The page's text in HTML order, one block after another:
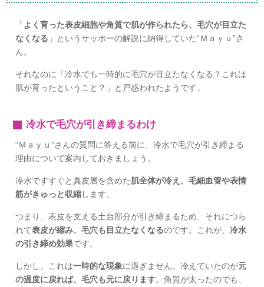
「 よく育った表皮細胞や角質で肌が作られたら、毛穴が目立た
なくなる 」というサッポーの解説に納得していた“Ｍａｙｕ”さ
ん。
それなのに「冷水でも一時的に毛穴が目立たなくなる？これは
肌が育ったということ？」と戸惑われたようです。
冷水で毛穴が引き締まるわけ
“Ｍａｙｕ”さんの質問に答える前に、冷水で毛穴が引き締まる
理由について案内しておきましょう。
冷水ですすぐと真皮層を含めた肌全体が冷え、毛細血管や表情
筋がきゅっと収縮します。
つまり、表皮を支える土台部分が引き締まるため、それにつら
れて表皮が縮み、毛穴も目立たなくなるのです。これが、冷水
の引き締め効果です。
しかし、これは一時的な現象に過ぎません。冷えていたのが元
の温度に戻れば、毛穴も元に戻ります。角質が太ったのでも、